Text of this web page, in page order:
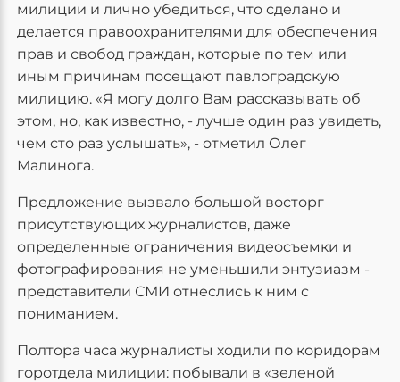
милиции и лично убедиться, что сделано и
делается правоохранителями для обеспечения
прав и свобод граждан, которые по тем или
иным причинам посещают павлоградскую
милицию. «Я могу долго Вам рассказывать об
этом, но, как известно, - лучше один раз увидеть,
чем сто раз услышать», - отметил Олег
Малинога.
Предложение вызвало большой восторг
присутствующих журналистов, даже
определенные ограничения видеосъемки и
фотографирования не уменьшили энтузиазм -
представители СМИ отнеслись к ним с
пониманием.
Полтора часа журналисты ходили по коридорам
горотдела милиции: побывали в «зеленой